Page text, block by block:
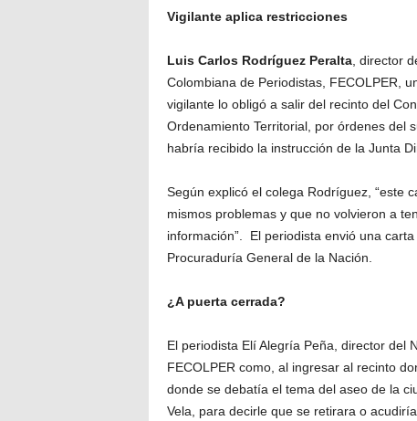
Vigilante aplica restricciones
Luis Carlos Rodríguez Peralta, director
Colombiana de Periodistas, FECOLPER,
vigilante lo obligó a salir del recinto del
Ordenamiento Territorial, por órdenes del
habría recibido la instrucción de la Junta
Según explicó el colega Rodríguez, “este
mismos problemas y que no volvieron a
información”. El periodista envió una
Procuraduría General de la Nación.
¿A puerta cerrada?
El periodista Elí Alegría Peña, director del
FECOLPER como, al ingresar al recinto
donde se debatía el tema del aseo de la
Vela, para decirle que se retirara o